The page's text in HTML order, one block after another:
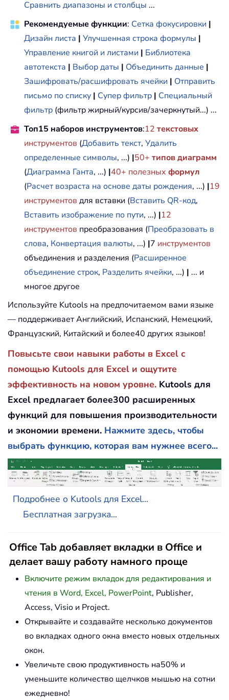
Сравнить диапазоны и столбцы ...
Рекомендуемые функции: Сетка фокусировки |
Дизайн листа | Улучшенная строка формулы |
Управление книгой и листами | Библиотека
автотекста | Выбор даты | Объединить данные |
Зашифровать/расшифровать ячейки | Отправить
письмо по списку | Супер фильтр | Специальный
фильтр (фильтр жирный/курсив/зачеркнутый...) ...
Топ15 наборов инструментов:12 текстовых
инструментов (Добавить текст, Удалить
определенные символы, ...) |50+ типов диаграмм
(Диаграмма Ганта, ...) |40+ полезных формул
(Расчет возраста на основе даты рождения, ...) |19
инструментов для вставки (Вставить QR-код,
Вставить изображение по пути, ...) |12
инструментов преобразования (Преобразовать в
слова, Конвертация валюты, ...) |7 инструментов
объединения и разделения (Расширенное
объединение строк, Разделить ячейки, ...) | ... и
многое другое
Используйте Kutools на предпочитаемом вами языке
— поддерживает Английский, Испанский, Немецкий,
Французский, Китайский и более40 других языков!
Повысьте свои навыки работы в Excel с
помощью Kutools для Excel и ощутите
эффективность на новом уровне. Kutools для
Excel предлагает более300 расширенных
функций для повышения производительности
и экономии времени. Нажмите здесь, чтобы
выбрать функцию, которая вам нужнее всего...
Подробнее о Kutools для Excel...
Бесплатная загрузка...
Office Tab добавляет вкладки в Office и
делает вашу работу намного проще
Включите режим вкладок для редактирования и
чтения в Word, Excel, PowerPoint, Publisher,
Access, Visio и Project.
Открывайте и создавайте несколько документов
во вкладках одного окна вместо новых отдельных
окон.
Увеличьте свою продуктивность на50% и
уменьшите количество щелчков мышью на сотни
ежедневно!